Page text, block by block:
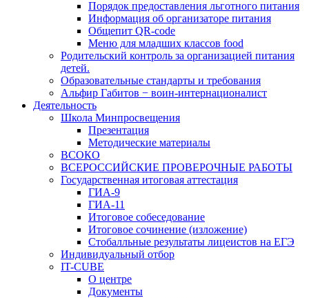
Порядок предоставления льготного питания
Информация об организаторе питания
Общепит QR-code
Меню для младших классов food
Родительский контроль за организацией питания
детей.
Образовательные стандарты и требования
Альфир Габитов − воин-интернационалист
Деятельность
Школа Минпросвещения
Презентация
Методические материалы
ВСОКО
ВСЕРОССИЙСКИЕ ПРОВЕРОЧНЫЕ РАБОТЫ
Государственная итоговая аттестация
ГИА-9
ГИА-11
Итоговое собеседование
Итоговое сочинение (изложение)
Стобалльные результаты лицеистов на ЕГЭ
Индивидуальный отбор
IT-CUBE
О центре
Документы